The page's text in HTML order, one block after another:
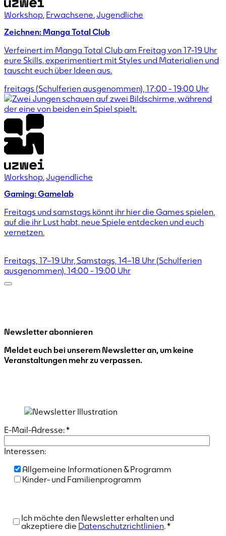
Workshop, Erwachsene, Jugendliche
Zeichnen: Manga Total Club
Verfeinert im Manga Total Club am Freitag von 17-19 Uhr
eure Skills, experimentiert mit Styles und Materialien und
tauscht euch über Ideen aus.
freitags (Schulferien ausgenommen), 17:00 - 19:00 Uhr
Workshop Jugendliche
Gaming: Gamelab
Freitags und samstags könnt ihr hier die Games spielen,
auf die ihr Lust habt, neue Spiele entdecken und euch
vernetzen.
Freitags, 17–19 Uhr, Samstags, 14–18 Uhr (Schulferien
ausgenommen), 14:00 - 19:00 Uhr
Newsletter abonnieren
Meldet euch bei unserem Newsletter an, um keine
Veranstaltungen mehr zu verpassen.
E-Mail-Adresse:*
Interessen:
Allgemeine Informationen & Programm
Kinder- und Familienprogramm
Ich möchte den Newsletter erhalten und
akzeptiere die Datenschutzrichtlinien.*